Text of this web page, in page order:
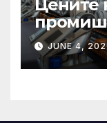
Цените
JUNE 4,